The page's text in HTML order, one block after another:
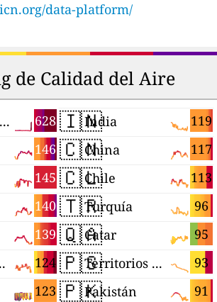
data-platform/
de Calidad del Aire
628
Estados Unidos
146
145
140
139
124
Unidos
123
🇮🇳 119
India
🇨🇳 117
China
🇨🇱 113
Chile
🇹🇷 96
Turquía
🇶🇦 95
Catar
🇵🇸 93
Territorios Palestinos
🇵🇰 91
Pakistán